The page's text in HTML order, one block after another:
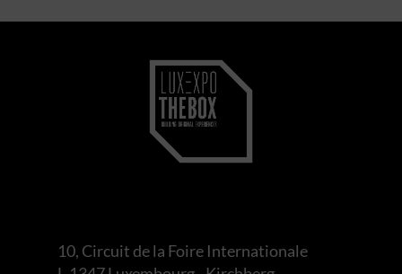
10, Circuit de la Foire Internationale